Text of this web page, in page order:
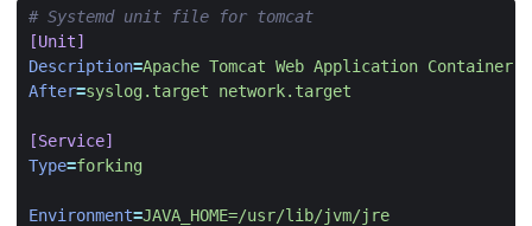
# Systemd unit file for tomcat
[Unit]
Description=Apache Tomcat Web Application Container
After=syslog.target network.target
[Service]
Type=forking
Environment=JAVA_HOME=/usr/lib/jvm/jre